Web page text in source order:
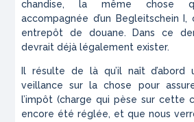
chandise, la même chose
accompagnée d’un
Begleitschein I ,
entrepôt de douane. Dans ce
devrait déjà légalement exister.
Il résulte de là qu’il naît
veillance sur la chose pour
l’impôt (charge qui pèse sur cette
encore été réglée, et que nous